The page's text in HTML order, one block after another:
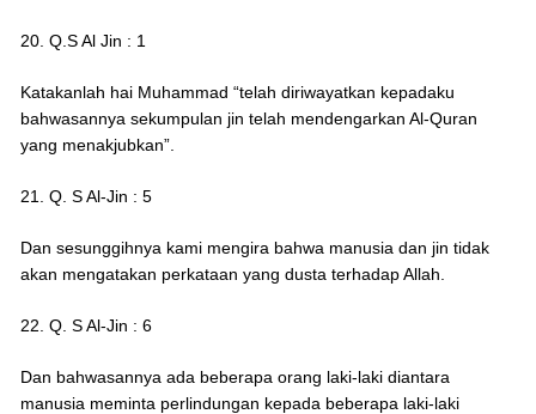
20. Q.S Al Jin : 1
Katakanlah hai Muhammad “telah diriwayatkan kepadaku
bahwasannya sekumpulan jin telah mendengarkan Al-Quran
yang menakjubkan”.
21. Q. S Al-Jin : 5
Dan sesunggihnya kami mengira bahwa manusia dan jin tidak
akan mengatakan perkataan yang dusta terhadap Allah.
22. Q. S Al-Jin : 6
Dan bahwasannya ada beberapa orang laki-laki diantara
manusia meminta perlindungan kepada beberapa laki-laki